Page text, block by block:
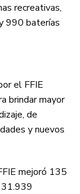
recreativas,
990 baterías
el FFIE
brindar mayor
de
y nuevos
mejoró 135